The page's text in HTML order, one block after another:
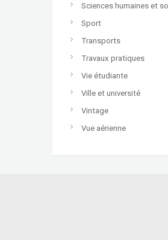
Sciences humaines et
Sport
Transports
Travaux pratiques
Vie étudiante
Ville et université
Vintage
Vue aérienne